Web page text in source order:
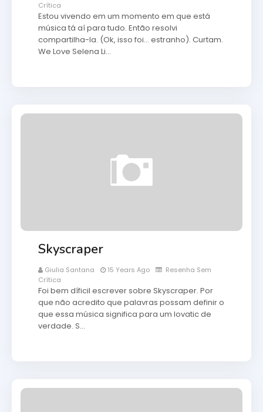
Crítica
Estou vivendo em um momento em que está
música tá aí para tudo. Então resolvi
compartilha-la. (Ok, isso foi... estranho). Curtam.
We Love Selena Li…
Skyscraper
Giulia Santana 15 Years Ago
Resenha Sem
Crítica
Foi bem díficil escrever sobre Skyscraper. Por
que não acredito que palavras possam definir o
que essa música significa para um lovatic de
verdade. S…